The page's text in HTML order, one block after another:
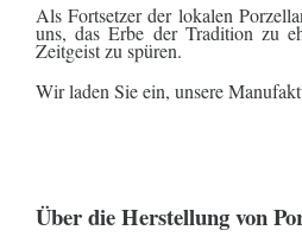
AN
HUNDE
UND
KATZEN
Als Fortsetzer der lokalen
uns, das Erbe der Tradition zu
Zeitgeist zu spüren.
Wir laden Sie ein, unsere
Über die Herstellung von